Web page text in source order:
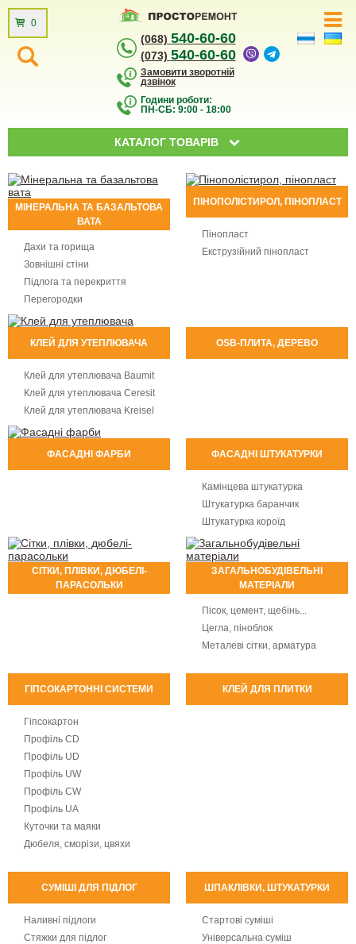
(068) 540-60-60
(073) 540-60-60
Замовити зворотній
дзвінок
Години роботи:
ПН-СБ: 9:00 - 18:00
0
КАТАЛОГ ТОВАРІВ
МІНЕРАЛЬНА ТА БАЗАЛЬТОВА
ВАТА
Дахи та горища
Зовнішні стіни
Підлога та перекриття
Перегородки
ПІНОПОЛІСТИРОЛ, ПІНОПЛАСТ
Пінопласт
Екструзійний пінопласт
КЛЕЙ ДЛЯ УТЕПЛЮВАЧА
Клей для утеплювача Baumit
Клей для утеплювача Ceresit
Клей для утеплювача Kreisel
OSB-ПЛИТА, ДЕРЕВО
ФАСАДНІ ФАРБИ ФАСАДНІ ШТУКАТУРКИ
Камінцева штукатурка
Штукатурка баранчик
Штукатурка короїд
СІТКИ, ПЛІВКИ, ДЮБЕЛІ-
ПАРАСОЛЬКИ
ЗАГАЛЬНОБУДІВЕЛЬНІ
МАТЕРІАЛИ
Пісок, цемент, щебінь...
Цегла, піноблок
Металеві сітки, арматура
ГІПСОКАРТОННІ СИСТЕМИ
Гіпсокартон
Профіль CD
Профіль UD
Профіль UW
Профіль CW
Профіль UA
Куточки та маяки
Дюбеля, сморізи, цвяхи
КЛЕЙ ДЛЯ ПЛИТКИ
СУМІШІ ДЛЯ ПІДЛОГ
Наливні підлоги
Стяжки для підлог
ШПАКЛІВКИ, ШТУКАТУРКИ
Стартові суміші
Універсальна суміш